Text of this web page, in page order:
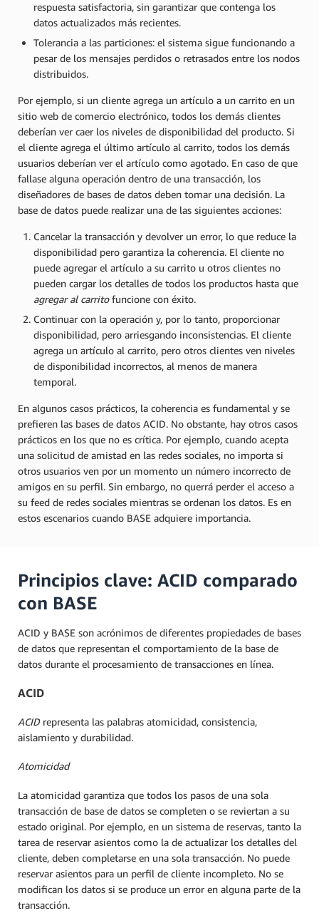
respuesta satisfactoria, sin garantizar que contenga los
datos actualizados más recientes.
Tolerancia a las particiones: el sistema sigue funcionando a
pesar de los mensajes perdidos o retrasados entre los nodos
distribuidos.
Por ejemplo, si un cliente agrega un artículo a un carrito en un
sitio web de comercio electrónico, todos los demás clientes
deberían ver caer los niveles de disponibilidad del producto. Si
el cliente agrega el último artículo al carrito, todos los demás
usuarios deberían ver el artículo como agotado. En caso de que
fallase alguna operación dentro de una transacción, los
diseñadores de bases de datos deben tomar una decisión. La
base de datos puede realizar una de las siguientes acciones:
Cancelar la transacción y devolver un error, lo que reduce la
disponibilidad pero garantiza la coherencia. El cliente no
puede agregar el artículo a su carrito u otros clientes no
pueden cargar los detalles de todos los productos hasta que
agregar al carritofuncione con éxito.
Continuar con la operación y, por lo tanto, proporcionar
disponibilidad, pero arriesgando inconsistencias. El cliente
agrega un artículo al carrito, pero otros clientes ven niveles
de disponibilidad incorrectos, al menos de manera
temporal.
En algunos casos prácticos, la coherencia es fundamental y se
prefieren las bases de datos ACID. No obstante, hay otros casos
prácticos en los que no es crítica. Por ejemplo, cuando acepta
una solicitud de amistad en las redes sociales, no importa si
otros usuarios ven por un momento un número incorrecto de
amigos en su perfil. Sin embargo, no querrá perder el acceso a
su feed de redes sociales mientras se ordenan los datos. Es en
estos escenarios cuando BASE adquiere importancia.
Principios clave: ACID comparado
con BASE
ACID y BASE son acrónimos de diferentes propiedades de bases
de datos que representan el comportamiento de la base de
datos durante el procesamiento de transacciones en línea.
ACID
ACIDrepresenta las palabras atomicidad, consistencia,
aislamiento y durabilidad.
Atomicidad
La atomicidad garantiza que todos los pasos de una sola
transacción de base de datos se completen o se reviertan a su
estado original. Por ejemplo, en un sistema de reservas, tanto la
tarea de reservar asientos como la de actualizar los detalles del
cliente, deben completarse en una sola transacción. No puede
reservar asientos para un perfil de cliente incompleto. No se
modifican los datos si se produce un error en alguna parte de la
transacción.